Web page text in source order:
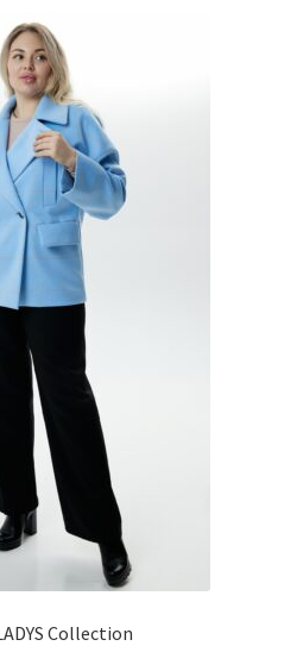
Collection